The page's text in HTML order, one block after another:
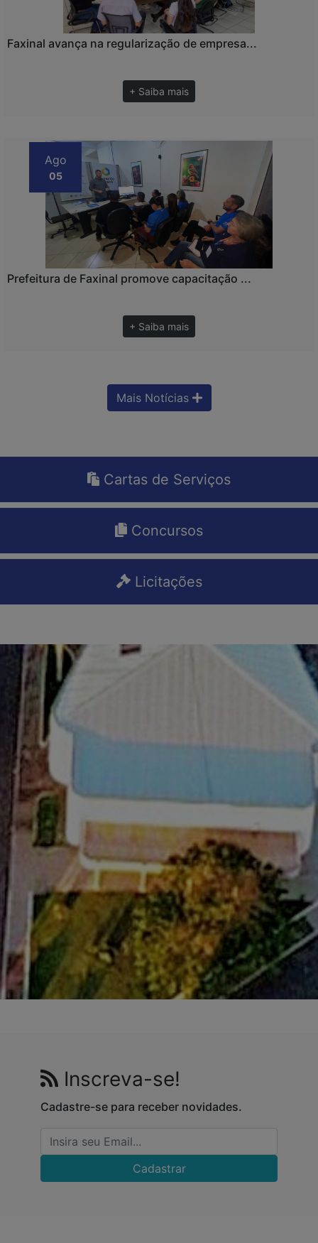
Faxinal avança na regularização de empresa...
+ Saiba mais
Ago
05
Prefeitura de Faxinal promove capacitação ...
+ Saiba mais
Mais Notícias
Cartas de Serviços
Concursos
Licitações
Inscreva-se!
Cadastre-se para receber novidades.
Cadastrar